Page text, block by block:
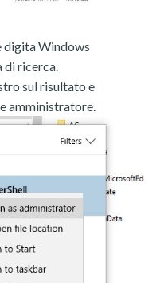
digita Windows
di ricerca.
sul risultato e
amministratore.